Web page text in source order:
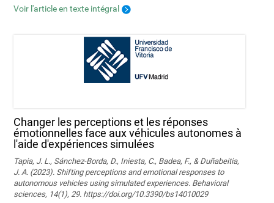
Voir l'article en texte intégral
Changer les perceptions et les réponses
émotionnelles face aux véhicules autonomes à
l'aide d'expériences simulées
Tapia, J. L., Sánchez-Borda, D., Iniesta, C., Badea, F., & Duñabeitia,
J. A. (2023). Shifting perceptions and emotional responses to
autonomous vehicles using simulated experiences. Behavioral
sciences, 14(1), 29. https://doi.org/10.3390/bs14010029